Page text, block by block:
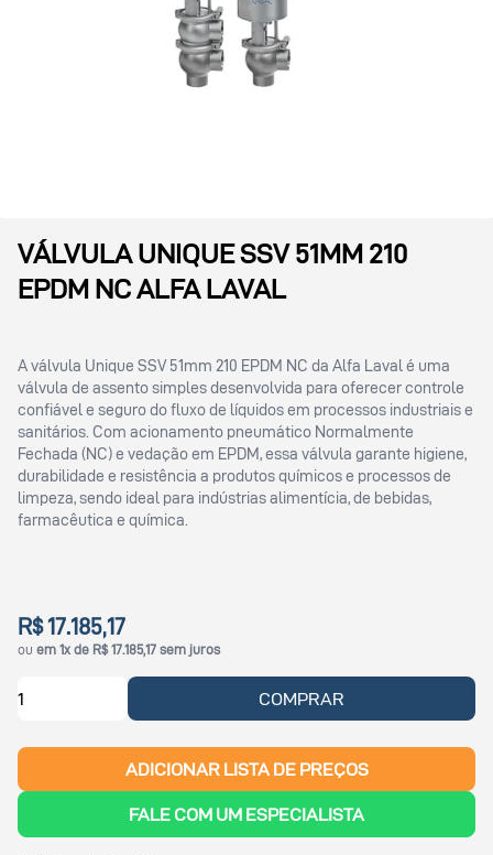
VÁLVULA UNIQUE SSV 51MM 210
EPDM NC ALFA LAVAL
A válvula Unique SSV 51mm 210 EPDM NC da Alfa Laval é uma
válvula de assento simples desenvolvida para oferecer controle
confiável e seguro do fluxo de líquidos em processos industriais e
sanitários. Com acionamento pneumático Normalmente
Fechada (NC) e vedação em EPDM, essa válvula garante higiene,
durabilidade e resistência a produtos químicos e processos de
limpeza, sendo ideal para indústrias alimentícia, de bebidas,
farmacêutica e química.
R$ 17.185,17
ou em 1x de R$ 17.185,17 sem juros
COMPRAR
ADICIONAR LISTA DE PREÇOS
FALE COM UM ESPECIALISTA